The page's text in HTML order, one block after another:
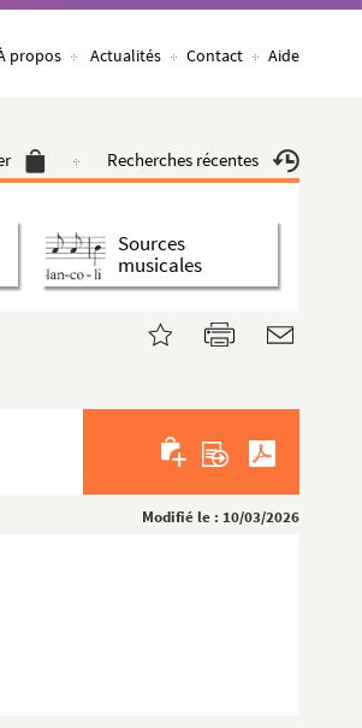
propos Actualités Contact Aide
Recherches récentes
Sources
musicales
Modifié le : 10/03/2026